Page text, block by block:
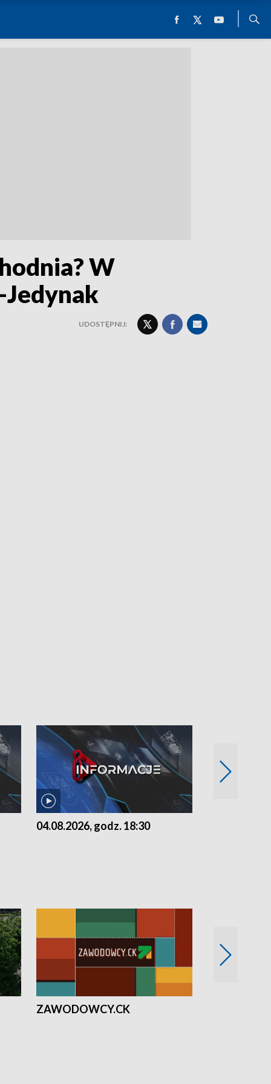
W
Jedynak
UDOSTĘPNIJ:
04.08.2026, godz. 18:30
ZAWODOWCY.CK